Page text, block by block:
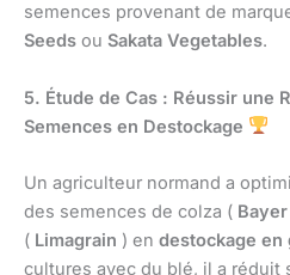
semences provenant de
Seeds ou Sakata Vegetables.
5. Étude de Cas : Réussir une
Semences en Destockage
Un agriculteur normand a
des semences de colza ( Bayer
( Limagrain ) en destockage en
cultures avec du blé, il a réduit